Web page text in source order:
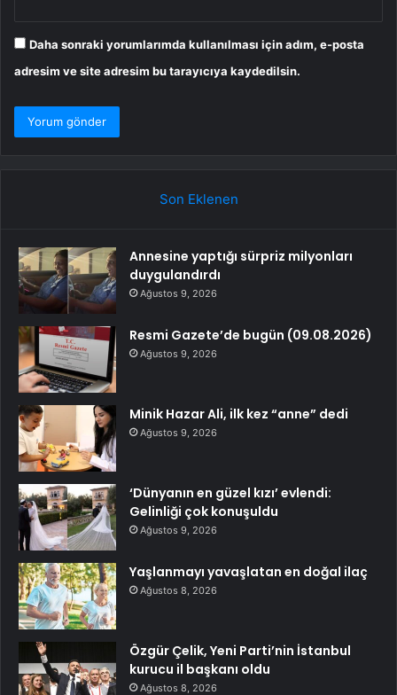
Daha sonraki yorumlarımda kullanılması için adım, e-posta
adresim ve site adresim bu tarayıcıya kaydedilsin.
Son Eklenen
Annesine yaptığı sürpriz milyonları
duygulandırdı
Ağustos 9, 2026
Resmi Gazete’de bugün (09.08.2026)
Ağustos 9, 2026
Minik Hazar Ali, ilk kez “anne” dedi
Ağustos 9, 2026
‘Dünyanın en güzel kızı’ evlendi:
Gelinliği çok konuşuldu
Ağustos 9, 2026
Yaşlanmayı yavaşlatan en doğal ilaç
Ağustos 8, 2026
Özgür Çelik, Yeni Parti’nin İstanbul
kurucu il başkanı oldu
Ağustos 8, 2026